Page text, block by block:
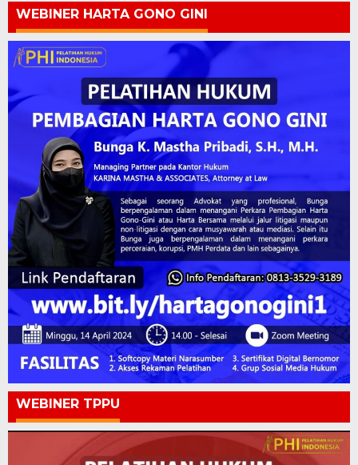
WEBINER HARTA GONO GINI
WEBINER TPPU